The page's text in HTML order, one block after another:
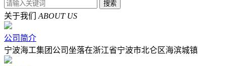
关于我们 ABOUT US
公司简介
宁波海工集团公司坐落在浙江省宁波市北仑区海滨城镇